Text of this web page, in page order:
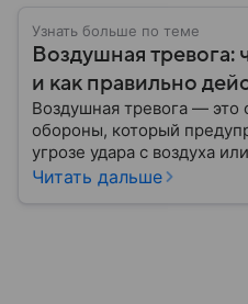
Узнать больше по теме
Воздушная тревога:
и как правильно
Воздушная тревога — это
обороны, который
угрозе удара с воздуха
требующей немедленного
объявления. В материале
Читать дальше